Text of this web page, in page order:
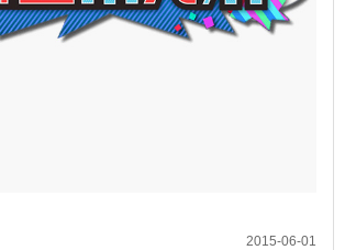
2015-06-01